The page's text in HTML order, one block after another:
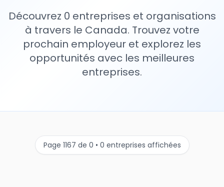
Découvrez 0 entreprises et organisations
à travers le Canada. Trouvez votre
prochain employeur et explorez les
opportunités avec les meilleures
entreprises.
Page 1167 de 0 • 0 entreprises affichées